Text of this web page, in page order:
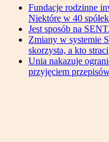
Fundacje rodzinne
Niektóre w 40
Jest sposób na
Zmiany w systemie
skorzysta, a kto straci
Unia nakazuje
przyjęciem